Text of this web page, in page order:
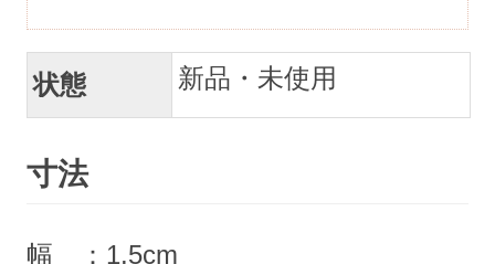
状態 新品・未使用
寸法
幅 ：1.5cm